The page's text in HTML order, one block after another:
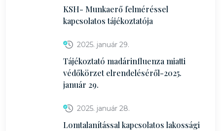
KSH- Munkaerő felméréssel
kapcsolatos tájékoztatója
2025. január 29.
Tájékoztató madárinfluenza miatti
védőkörzet elrendeléséről-2025.
január 29.
2025. január 28.
Lomtalanítással kapcsolatos lakossági